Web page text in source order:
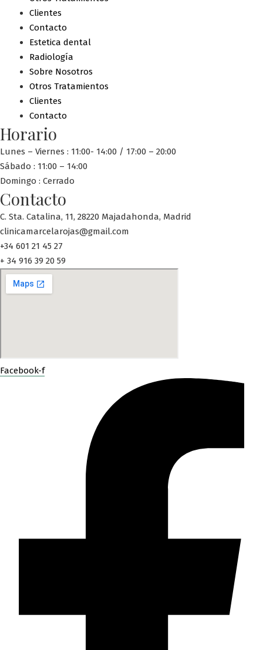
Clientes
Contacto
Estetica dental
Radiología
Sobre Nosotros
Otros Tratamientos
Clientes
Contacto
Horario
Lunes – Viernes : 11:00- 14:00 / 17:00 – 20:00
Sábado : 11:00 – 14:00
Domingo : Cerrado
Contacto
C. Sta. Catalina, 11, 28220 Majadahonda, Madrid
clinicamarcelarojas@gmail.com
+34 601 21 45 27
+ 34 916 39 20 59
Facebook-f